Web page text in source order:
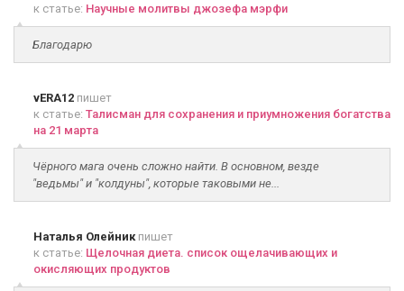
к статье: Научные молитвы джозефа мэрфи
Благодарю
vERA12 пишет
к статье: Талисман для сохранения и приумножения богатства
на 21 марта
Чёрного мага очень сложно найти. В основном, везде
"ведьмы" и "колдуны", которые таковыми не...
Наталья Олейникпишет
к статье: Щелочная диета. список ощелачивающих и
окисляющих продуктов